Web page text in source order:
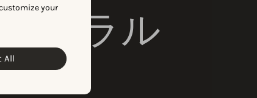
your
All
トラル